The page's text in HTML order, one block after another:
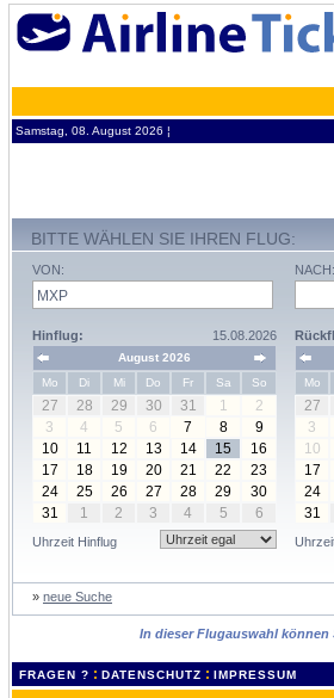
Samstag, 08. August 2026 ¦
BITTE WÄHLEN SIE IHREN FLUG:
VON:
Hinflug: 15.08.2026
August 2026
Mo
Di Mi Do Fr Sa So
27 28 29 30 31 1
2
3
4 5 6 7 8
9
10
11 12 13 14 15
16
17
18 19 20 21 22
23
24
25 26 27 28 29
30
31
1 2 3 4 5 6
Uhrzeit Hinflug
NACH:
Mo
27
3
10
17
24
31
» neue Suche
In dieser Flugauswahl
FRAGEN ? : DATENSCHUTZ : IMPRESSUM